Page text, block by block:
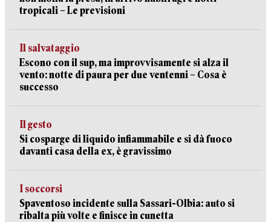
tropicali – Le previsioni
Il salvataggio
Escono con il sup, ma improvvisamente si alza il
vento: notte di paura per due ventenni – Cosa è
successo
Il gesto
Si cosparge di liquido infiammabile e si dà fuoco
davanti casa della ex, è gravissimo
I soccorsi
Spaventoso incidente sulla Sassari-Olbia: auto si
ribalta più volte e finisce in cunetta